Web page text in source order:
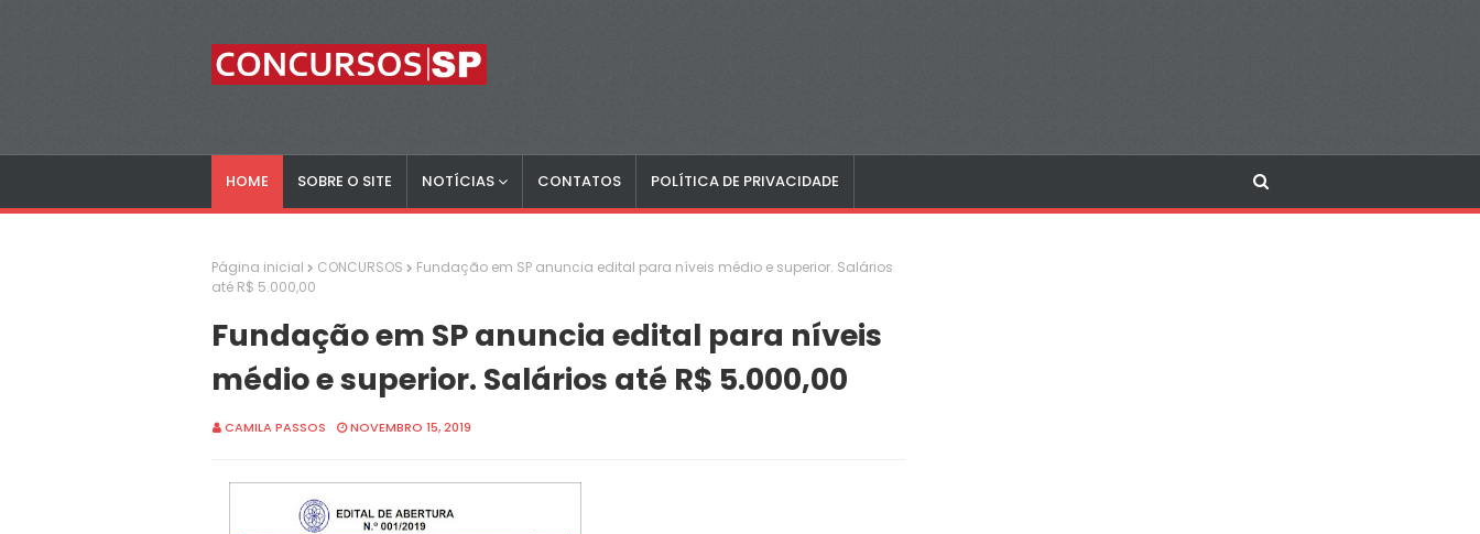
HOME SOBRE O SITE NOTÍCIAS CONTATOS POLÍTICA DE PRIVACIDADE
Página inicial CONCURSOS
Fundação em SP anuncia edital para níveis médio e superior. Salários
até R$ 5.000,00
Fundação em SP anuncia edital para níveis
médio e superior. Salários até R$ 5.000,00
CAMILA PASSOS NOVEMBRO 15, 2019